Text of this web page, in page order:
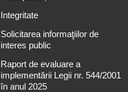
Integritate
Solicitarea informaţiilor de
interes public
Raport de evaluare a
implementării Legii nr. 544/2001
în anul 2025